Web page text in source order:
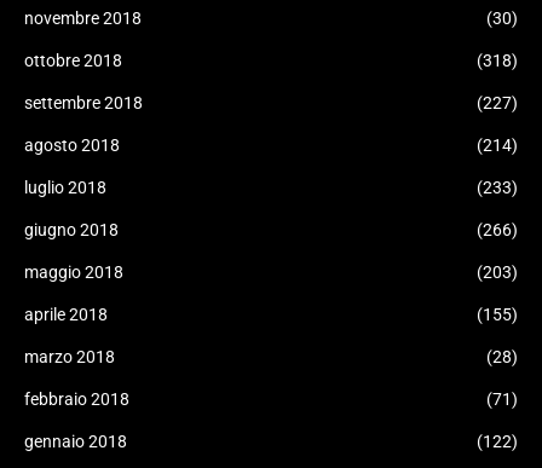
novembre 2018 (30)
ottobre 2018 (318)
settembre 2018 (227)
agosto 2018 (214)
luglio 2018 (233)
giugno 2018 (266)
maggio 2018 (203)
aprile 2018 (155)
marzo 2018 (28)
febbraio 2018 (71)
gennaio 2018 (122)